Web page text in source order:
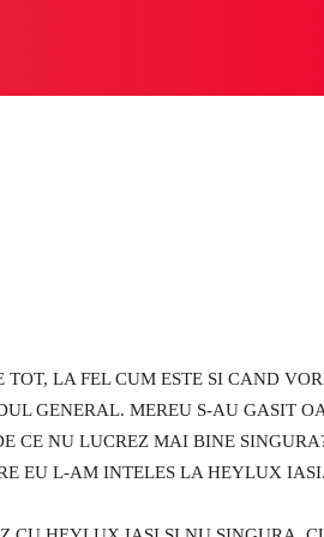
sute
TOT, LA FEL CUM ESTE SI CAND
GENERAL. MEREU S-AU GASIT
CE NU LUCREZ MAI BINE
EU L-AM INTELES LA HEYLUX IASI.